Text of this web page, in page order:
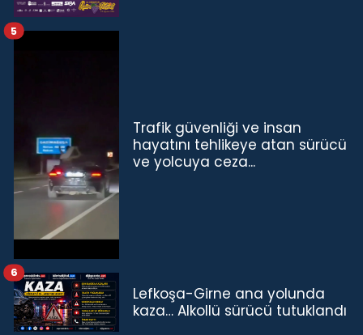
Trafik güvenliği ve insan
hayatını tehlikeye atan sürücü
ve yolcuya ceza...
5
Lefkoşa-Girne ana yolunda
kaza… Alkollü sürücü tutuklandı
6